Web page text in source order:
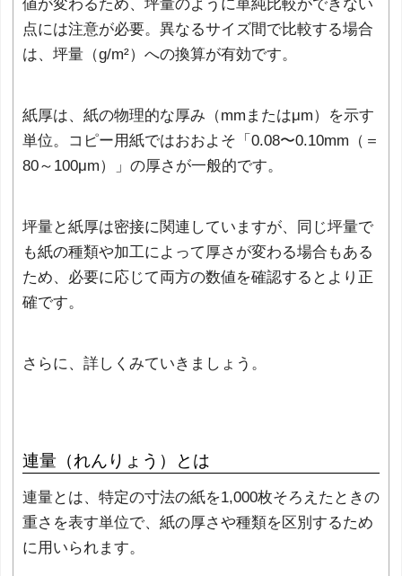
値が変わるため、坪量のように単純比較ができない
点には注意が必要。異なるサイズ間で比較する場合
は、坪量（g/m²）への換算が有効です。
紙厚は、紙の物理的な厚み（mmまたはμm）を示す
単位。コピー用紙ではおおよそ「0.08〜0.10mm（＝
80～100μm）」の厚さが一般的です。
坪量と紙厚は密接に関連していますが、同じ坪量で
も紙の種類や加工によって厚さが変わる場合もある
ため、必要に応じて両方の数値を確認するとより正
確です。
さらに、詳しくみていきましょう。
連量（れんりょう）とは
連量とは、特定の寸法の紙を1,000枚そろえたときの
重さを表す単位で、紙の厚さや種類を区別するため
に用いられます。